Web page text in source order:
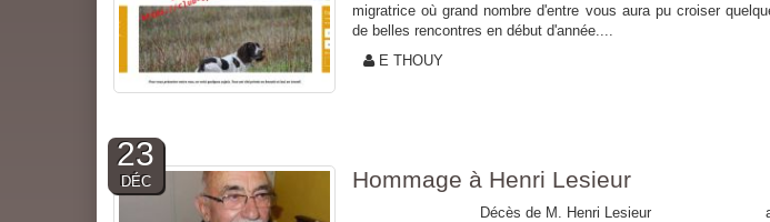
migratrice où grand nombre d'entre vous aura pu croiser
de belles rencontres en début d'année....
E THOUY
23
DÉC Hommage à Henri Lesieur
Décès de M. Henri Lesieur ancien vice-